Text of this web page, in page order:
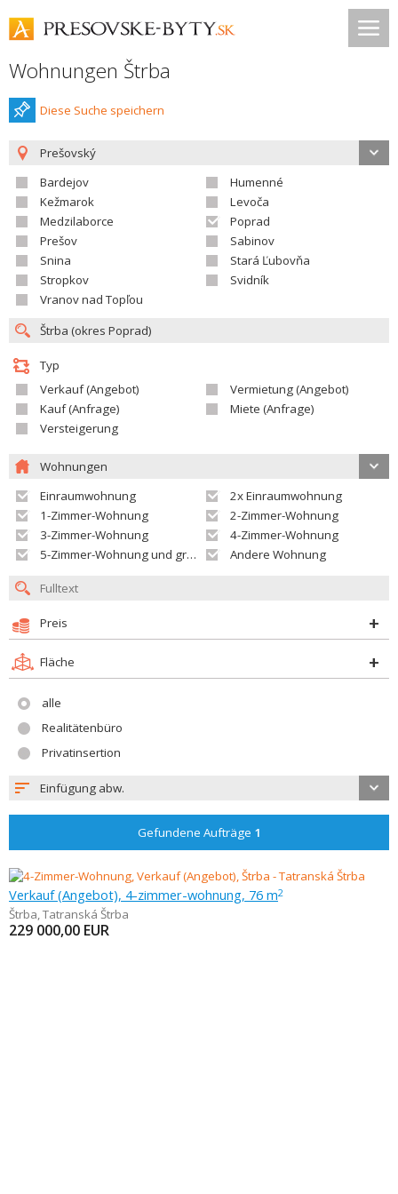
Wohnungen Štrba
Diese Suche speichern
Prešovský
Bardejov
Humenné
Kežmarok
Levoča
Medzilaborce
Poprad
Prešov
Sabinov
Snina
Stará Ľubovňa
Stropkov
Svidník
Vranov nad Topľou
Typ
Verkauf (Angebot)
Vermietung (Angebot)
Kauf (Anfrage)
Miete (Anfrage)
Versteigerung
Wohnungen
Einraumwohnung
2x Einraumwohnung
1-Zimmer-Wohnung
2-Zimmer-Wohnung
3-Zimmer-Wohnung
4-Zimmer-Wohnung
5-Zimmer-Wohnung und größer
Andere Wohnung
Preis
Fläche
alle
Realitätenbüro
Privatinsertion
Einfügung abw.
Gefundene Aufträge 1
Verkauf (Angebot), 4-zimmer-wohnung, 76 m2
Štrba,Tatranská Štrba
229 000,00 EUR